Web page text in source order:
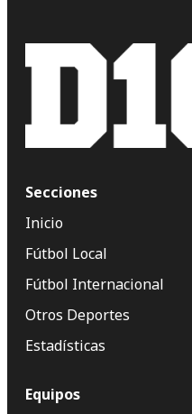
Secciones
Inicio
Fútbol Local
Fútbol Internacional
Otros Deportes
Estadísticas
Equipos